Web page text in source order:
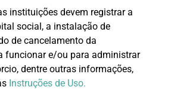
instituições devem registrar a
social, a instalação de
de cancelamento da
funcionar e/ou para administrar
dentre outras informações,
Instruções de Uso.